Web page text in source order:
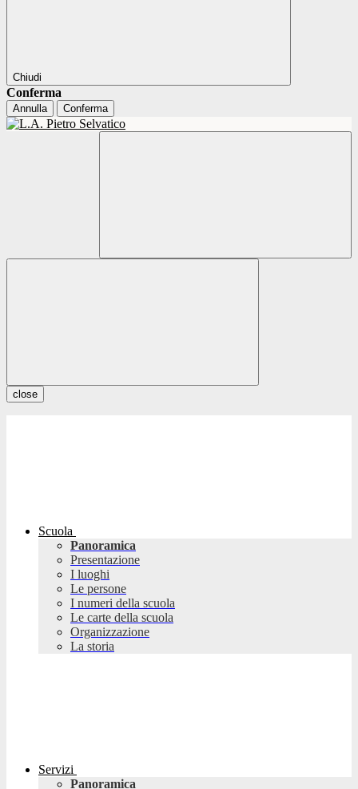
Chiudi
Conferma
Annulla Conferma
close
Scuola
Panoramica
Presentazione
I luoghi
Le persone
I numeri della scuola
Le carte della scuola
Organizzazione
La storia
Servizi
Panoramica